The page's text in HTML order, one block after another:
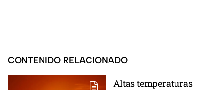
CONTENIDO RELACIONADO
Altas temperaturas